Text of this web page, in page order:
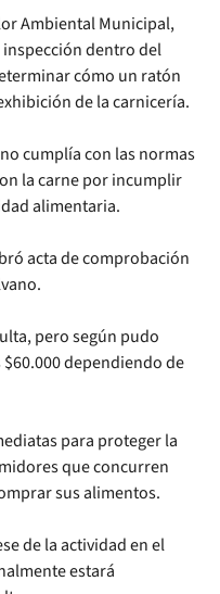
Ambiental Municipal,
dentro del
cómo un ratón
de la carnicería.
cumplía con las normas
la carne por incumplir
alimentaria.
acta de comprobación
pero según pudo
dependiendo de
para proteger la
que concurren
sus alimentos.
de la actividad en el
estará